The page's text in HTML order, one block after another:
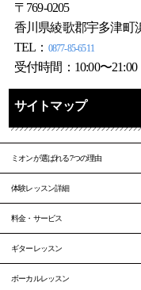
〒769-0205
香川県綾歌郡宇多津町
TEL： 0877-85-6511
受付時間：10:00〜21:00
サイトマップ
ミオンが選ばれる7つの理由
体験レッスン詳細
料金・サービス
ギターレッスン
ボーカルレッスン